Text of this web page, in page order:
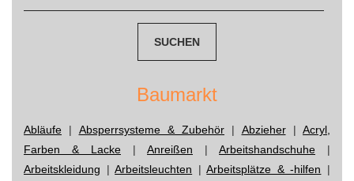
Baumarkt
Abläufe | Absperrsysteme & Zubehör | Abzieher| Acryl,
Farben & Lacke | Anreißen | Arbeitshandschuhe |
Arbeitskleidung |Arbeitsleuchten |Arbeitsplätze & -hilfen |